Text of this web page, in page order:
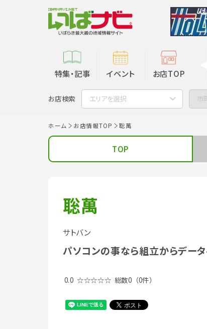
特集・記事 イベント お店TOP
お店検索 エリアを選択 市
ホーム お店情報TOP 聡萬
TOP
聡萬
サトバン
パソコンの事なら組立からデータ
0.0 ☆☆☆☆☆ 総数0 （0件）